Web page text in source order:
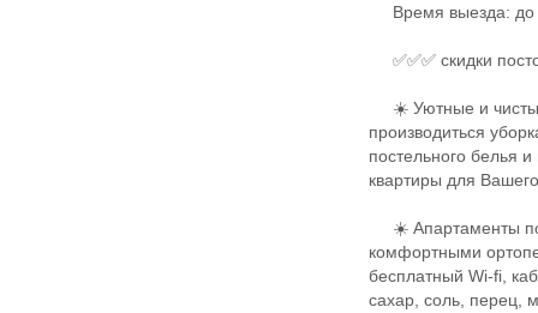
Время выезда: до
✅✅✅ скидки
☀️ Уютные и чистые
производиться
постельного белья
квартиры для
☀️ Апартаменты
комфортными
бесплатный Wi-fi,
сахар, соль, перец,